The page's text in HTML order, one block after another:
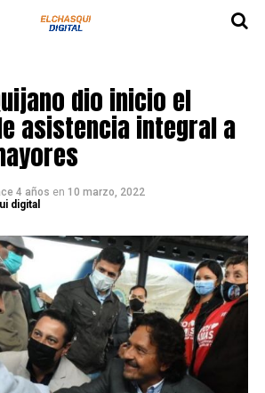
dio inicio el
asistencia integral a
4 años en 10 marzo, 2022
digital